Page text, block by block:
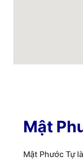
Mật
Mật Phước Tự